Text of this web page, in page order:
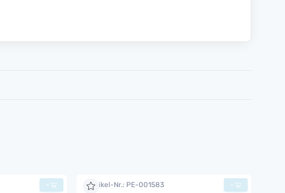
+ Artikel-Nr.: PE-001583 +